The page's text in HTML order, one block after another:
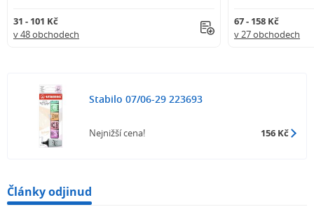
31 - 101 Kč
v 48 obchodech
67 - 158 Kč
v 27 obchodech
Stabilo 07/06-29 223693
Nejnižší cena! 156 Kč
Články odjinud